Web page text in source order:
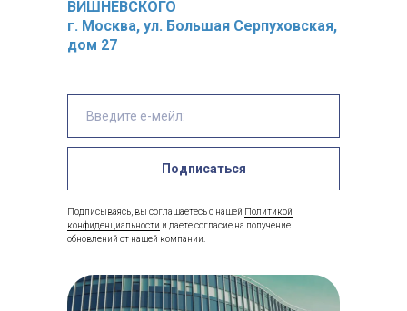
ВИШНЕВСКОГО
г. Москва, ул. Большая Серпуховская,
дом 27
Подписаться
Подписываясь, вы соглашаетесь с нашей Политикой
конфиденциальности и даете согласие на получение
обновлений от нашей компании.